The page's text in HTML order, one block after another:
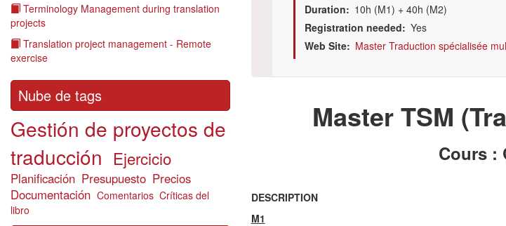
Terminology Management during translation
projects
Translation project management - Remote
exercise
Nube de tags
Gestión de proyectos de
traducción Ejercicio
Planificación Presupuesto Precios
Documentación Comentarios Críticas del
libro
Duration
10h (M1) + 40h (M2)
Registration needed
Yes
Web Site
Master Traduction spécialisée
Master TSM
Cours :
DESCRIPTION
M1